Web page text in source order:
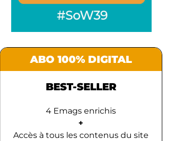
ABO 100% DIGITAL
BEST-SELLER
4 Emags enrichis
+
Accès à tous les contenus du site